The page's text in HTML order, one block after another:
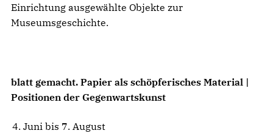
Einrichtung ausgewählte Objekte zur
Museumsgeschichte.
blatt gemacht. Papier als schöpferisches Material |
Positionen der Gegenwartskunst
Juni bis 7. August